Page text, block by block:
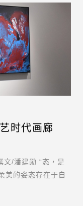
时代画廊
/潘建勋 “态，是
美的姿态存在于自